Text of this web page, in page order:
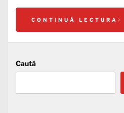
CONTINUĂ LECTURA
Caută